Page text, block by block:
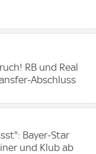
RB und Real
Abschluss
Bayer-Star
und Klub ab